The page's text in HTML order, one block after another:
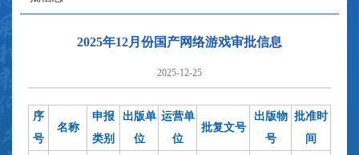
2025年12月份国产网络游戏审批信息
2025-12-25
序
号
名称
申报
类别
出版单
位
运营单
位
批复文号
出版物
号
批准时
间